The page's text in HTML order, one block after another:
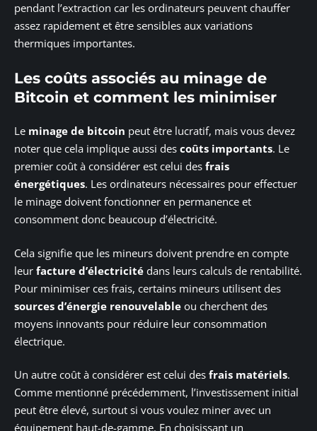
pendant l’extraction car les ordinateurs peuvent chauffer
assez rapidement et être sensibles aux variations
thermiques importantes.
Les coûts associés au minage de
Bitcoin et comment les minimiser
Le minage de bitcoin peut être lucratif, mais vous devez
noter que cela implique aussi des coûts importants. Le
premier coût à considérer est celui des frais
énergétiques. Les ordinateurs nécessaires pour effectuer
le minage doivent fonctionner en permanence et
consomment donc beaucoup d’électricité.
Cela signifie que les mineurs doivent prendre en compte
leur facture d’électricité dans leurs calculs de rentabilité.
Pour minimiser ces frais, certains mineurs utilisent des
sources d’énergie renouvelable ou cherchent des
moyens innovants pour réduire leur consommation
électrique.
Un autre coût à considérer est celui des frais matériels.
Comme mentionné précédemment, l’investissement initial
peut être élevé, surtout si vous voulez miner avec un
équipement haut-de-gamme. En choisissant un